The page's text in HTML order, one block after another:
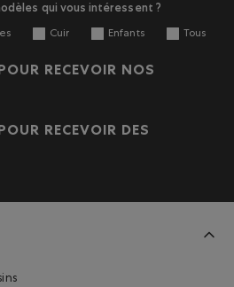
qui vous intéressent ?
Cuir Enfants Tous
RECEVOIR NOS
RECEVOIR DES